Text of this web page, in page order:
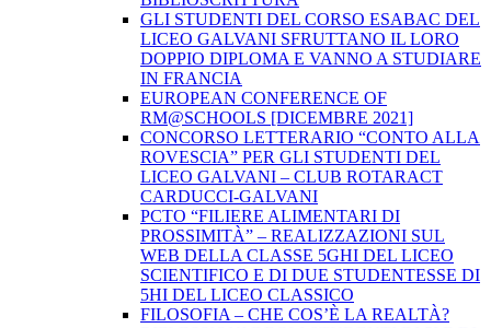
GLI STUDENTI DEL CORSO ESABAC DEL
LICEO GALVANI SFRUTTANO IL LORO
DOPPIO DIPLOMA E VANNO A STUDIARE
IN FRANCIA
EUROPEAN CONFERENCE OF
RM@SCHOOLS [DICEMBRE 2021]
CONCORSO LETTERARIO “CONTO ALLA
ROVESCIA” PER GLI STUDENTI DEL
LICEO GALVANI – CLUB ROTARACT
CARDUCCI-GALVANI
PCTO “FILIERE ALIMENTARI DI
PROSSIMITÀ” – REALIZZAZIONI SUL
WEB DELLA CLASSE 5GHI DEL LICEO
SCIENTIFICO E DI DUE STUDENTESSE DI
5HI DEL LICEO CLASSICO
FILOSOFIA – CHE COS’È LA REALTÀ?